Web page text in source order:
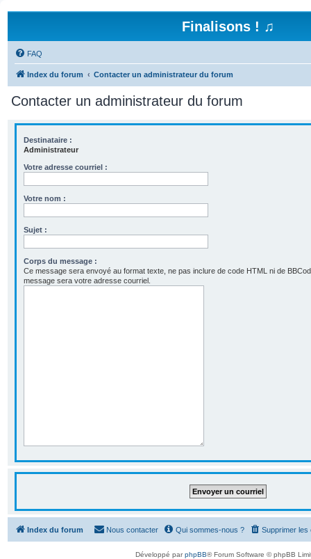
Finalisons ! ♫
FAQ
Index du forum Contacter un administrateur du forum
Contacter un administrateur du forum
Destinataire :
Administrateur
Votre adresse courriel :
Votre nom :
Sujet :
Corps du message :
Ce message sera envoyé au format texte, ne pas inclure de code HTML ni de
message sera votre adresse courriel.
Index du forum Supprimer les
Qui sommes-nous ?
Nous contacter
Développé parphpBB® Forum Software © phpBB